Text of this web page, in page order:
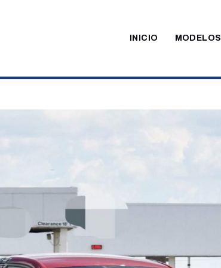
INICIO MODELOS